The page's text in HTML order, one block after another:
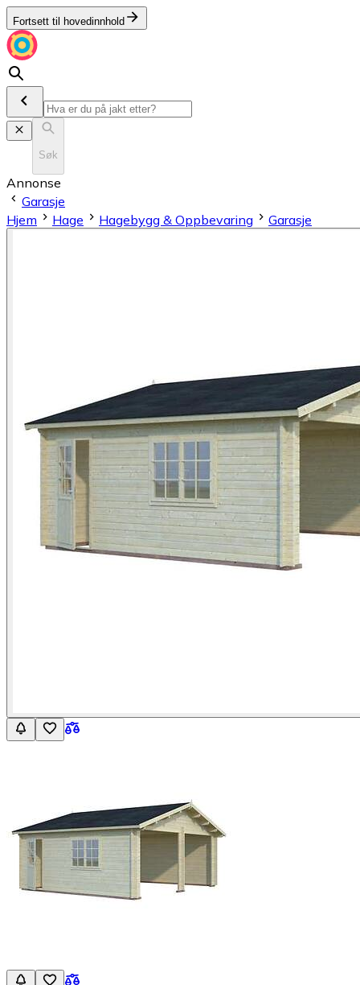
Fortsett til hovedinnhold
Søk
Annonse
Garasje
Hjem
Hage Hagebygg & Oppbevaring Garasje